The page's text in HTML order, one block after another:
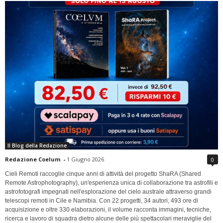
Il Blog della Redazione
Redazione Coelum - 1 Giugno 2026 0
Cieli Remoti raccoglie cinque anni di attività del progetto ShaRA (Shared
Remote Astrophotography), un'esperienza unica di collaborazione tra astrofili e
astrofotografi impegnati nell'esplorazione del cielo australe attraverso grandi
telescopi remoti in Cile e Namibia. Con 22 progetti, 34 autori, 493 ore di
acquisizione e oltre 330 elaborazioni, il volume racconta immagini, tecniche,
ricerca e lavoro di squadra dietro alcune delle più spettacolari meraviglie del